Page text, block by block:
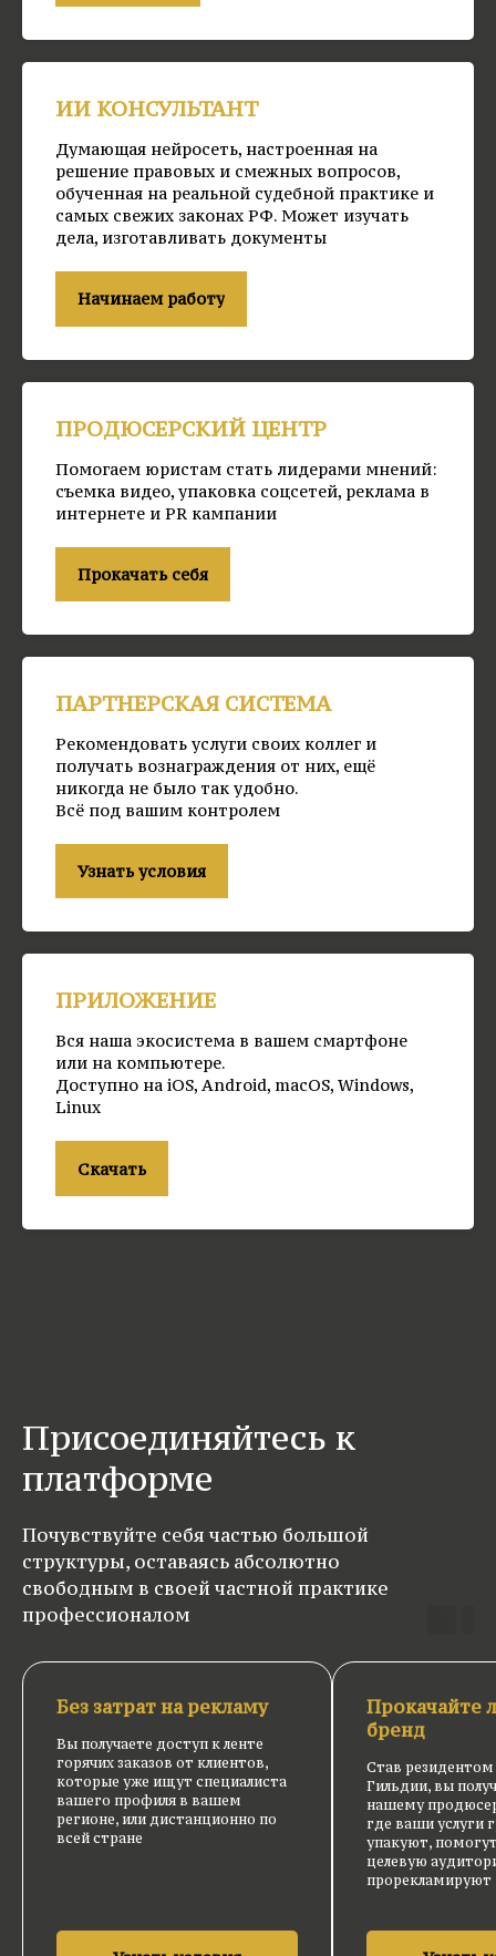
ИИ КОНСУЛЬТАНТ
Думающая нейросеть, настроенная на
решение правовых и смежных вопросов,
обученная на реальной судебной практике и
самых свежих законах РФ. Может изучать
дела, изготавливать документы
Начинаем работу
ПРОДЮСЕРСКИЙ ЦЕНТР
Помогаем юристам стать лидерами мнений:
съемка видео, упаковка соцсетей, реклама в
интернете и PR кампании
Прокачать себя
ПАРТНЕРСКАЯ СИСТЕМА
Рекомендовать услуги своих коллег и
получать вознаграждения от них, ещё
никогда не было так удобно.
Всё под вашим контролем
Узнать условия
ПРИЛОЖЕНИЕ
Вся наша экосистема в вашем смартфоне
или на компьютере.
Доступно на iOS, Android, macOS, Windows,
Linux
Скачать
Присоединяйтесь к
платформе
Почувствуйте себя частью большой
структуры, оставаясь абсолютно
свободным в своей частной практике
профессионалом
Без затрат на рекламу
Вы получаете доступ к ленте
горячих заказов от клиентов,
которые уже ищут специалиста
вашего профиля в вашем
регионе, или дистанционно по
всей стране
Прокачайте
бренд
Став
Гильдии, вы
нашему
где ваши услуги
упакуют,
целевую
прорекламируют